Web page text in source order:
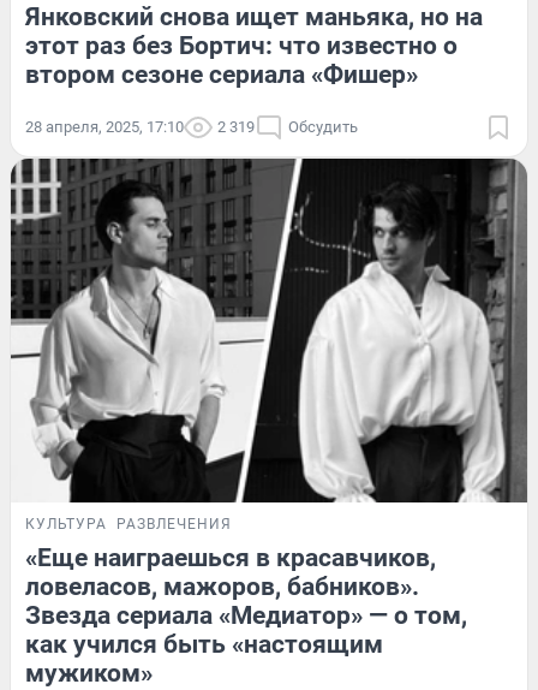
Янковский снова ищет маньяка, но на
этот раз без Бортич: что известно о
втором сезоне сериала «Фишер»
28 апреля, 2025, 17:10 2 319 Обсудить
КУЛЬТУРА РАЗВЛЕЧЕНИЯ
«Еще наиграешься в красавчиков,
ловеласов, мажоров, бабников».
Звезда сериала «Медиатор» — о том,
как учился быть «настоящим
мужиком»